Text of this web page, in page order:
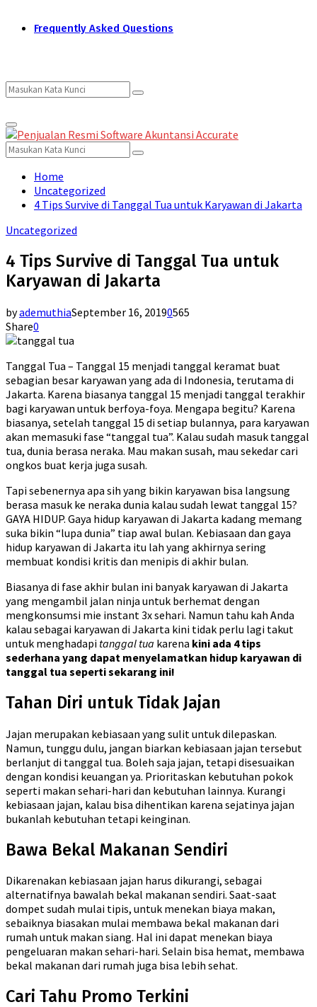
Frequently Asked Questions
Search
for:
Search
Primary
Menu
Search
for:
Search
Home
Uncategorized
4 Tips Survive di Tanggal Tua untuk Karyawan di Jakarta
Uncategorized
4 Tips Survive di Tanggal Tua untuk
Karyawan di Jakarta
byademuthiaSeptember 16, 20190565
Share0
Tanggal Tua – Tanggal 15 menjadi tanggal keramat buat
sebagian besar karyawan yang ada di Indonesia, terutama di
Jakarta. Karena biasanya tanggal 15 menjadi tanggal terakhir
bagi karyawan untuk berfoya-foya. Mengapa begitu? Karena
biasanya, setelah tanggal 15 di setiap bulannya, para karyawan
akan memasuki fase “tanggal tua”. Kalau sudah masuk tanggal
tua, dunia berasa neraka. Mau makan susah, mau sekedar cari
ongkos buat kerja juga susah.
Tapi sebenernya apa sih yang bikin karyawan bisa langsung
berasa masuk ke neraka dunia kalau sudah lewat tanggal 15?
GAYA HIDUP. Gaya hidup karyawan di Jakarta kadang memang
suka bikin “lupa dunia” tiap awal bulan. Kebiasaan dan gaya
hidup karyawan di Jakarta itu lah yang akhirnya sering
membuat kondisi kritis dan menipis di akhir bulan.
Biasanya di fase akhir bulan ini banyak karyawan di Jakarta
yang mengambil jalan ninja untuk berhemat dengan
mengkonsumsi mie instant 3x sehari. Namun tahu kah Anda
kalau sebagai karyawan di Jakarta kini tidak perlu lagi takut
untuk menghadapi tanggal tua karena kini ada 4 tips
sederhana yang dapat menyelamatkan hidup karyawan di
tanggal tua seperti sekarang ini!
Tahan Diri untuk Tidak Jajan
Jajan merupakan kebiasaan yang sulit untuk dilepaskan.
Namun, tunggu dulu, jangan biarkan kebiasaan jajan tersebut
berlanjut di tanggal tua. Boleh saja jajan, tetapi disesuaikan
dengan kondisi keuangan ya. Prioritaskan kebutuhan pokok
seperti makan sehari-hari dan kebutuhan lainnya. Kurangi
kebiasaan jajan, kalau bisa dihentikan karena sejatinya jajan
bukanlah kebutuhan tetapi keinginan.
Bawa Bekal Makanan Sendiri
Dikarenakan kebiasaan jajan harus dikurangi, sebagai
alternatifnya bawalah bekal makanan sendiri. Saat-saat
dompet sudah mulai tipis, untuk menekan biaya makan,
sebaiknya biasakan mulai membawa bekal makanan dari
rumah untuk makan siang. Hal ini dapat menekan biaya
pengeluaran makan sehari-hari. Selain bisa hemat, membawa
bekal makanan dari rumah juga bisa lebih sehat.
Cari Tahu Promo Terkini